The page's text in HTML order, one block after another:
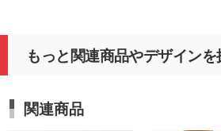
もっと関連商品やデザインを
関連商品